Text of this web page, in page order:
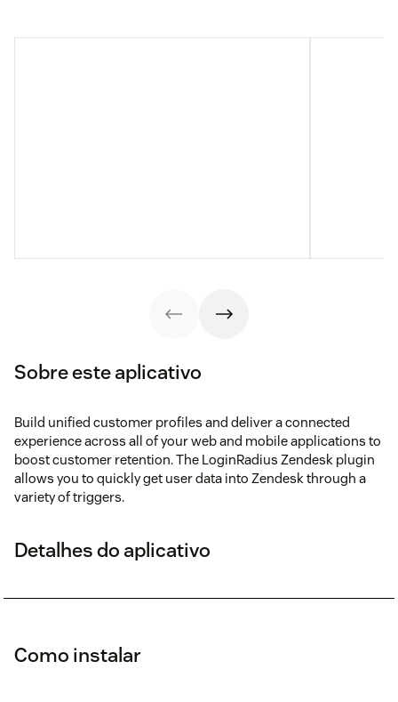
Sobre este aplicativo
Build unified customer profiles and deliver a connected
experience across all of your web and mobile applications to
boost customer retention. The LoginRadius Zendesk plugin
allows you to quickly get user data into Zendesk through a
variety of triggers.
Detalhes do aplicativo
Como instalar